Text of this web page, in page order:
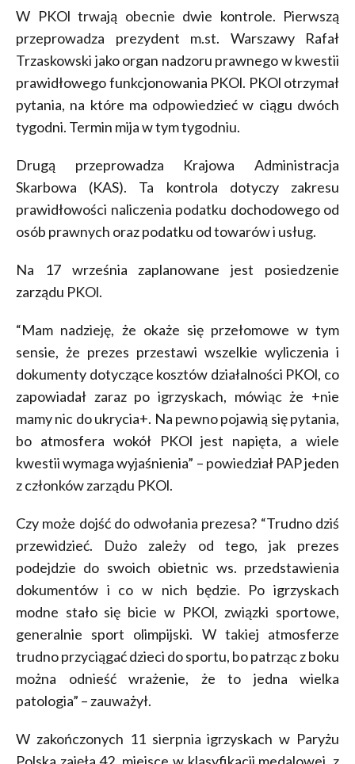
W PKOl trwają obecnie dwie kontrole. Pierwszą
przeprowadza prezydent m.st. Warszawy Rafał
Trzaskowski jako organ nadzoru prawnego w kwestii
prawidłowego funkcjonowania PKOl. PKOl otrzymał
pytania, na które ma odpowiedzieć w ciągu dwóch
tygodni. Termin mija w tym tygodniu.
Drugą przeprowadza Krajowa Administracja
Skarbowa (KAS). Ta kontrola dotyczy zakresu
prawidłowości naliczenia podatku dochodowego od
osób prawnych oraz podatku od towarów i usług.
Na 17 września zaplanowane jest posiedzenie
zarządu PKOl.
“Mam nadzieję, że okaże się przełomowe w tym
sensie, że prezes przestawi wszelkie wyliczenia i
dokumenty dotyczące kosztów działalności PKOl, co
zapowiadał zaraz po igrzyskach, mówiąc że +nie
mamy nic do ukrycia+. Na pewno pojawią się pytania,
bo atmosfera wokół PKOl jest napięta, a wiele
kwestii wymaga wyjaśnienia” – powiedział PAP jeden
z członków zarządu PKOl.
Czy może dojść do odwołania prezesa? “Trudno dziś
przewidzieć. Dużo zależy od tego, jak prezes
podejdzie do swoich obietnic ws. przedstawienia
dokumentów i co w nich będzie. Po igrzyskach
modne stało się bicie w PKOl, związki sportowe,
generalnie sport olimpijski. W takiej atmosferze
trudno przyciągać dzieci do sportu, bo patrząc z boku
można odnieść wrażenie, że to jedna wielka
patologia” – zauważył.
W zakończonych 11 sierpnia igrzyskach w Paryżu
Polska zajęła 42. miejsce w klasyfikacji medalowej, z